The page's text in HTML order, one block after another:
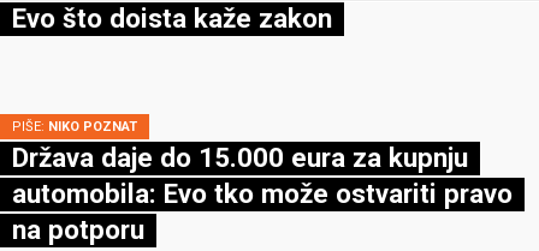
Evo što doista kaže zakon
PIŠE: NIKO POZNAT
Država daje do 15.000 eura za kupnju
automobila: Evo tko može ostvariti pravo
na potporu